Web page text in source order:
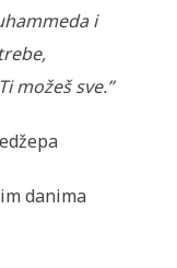
i
možeš sve.”
danima